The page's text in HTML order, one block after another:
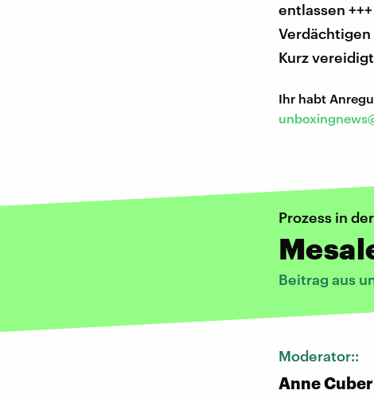
entlassen
Verdächtigen
Kurz vereidigt
Ihr habt
Prozess in
Beitrag aus
Moderator::
Anne Cuber